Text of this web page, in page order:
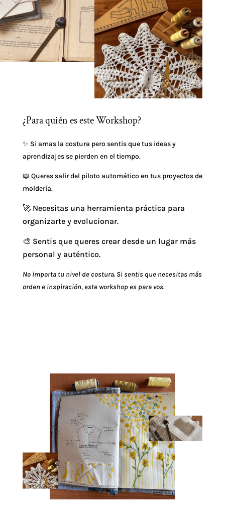
¿Para quién es este Workshop?
✨ Si amas la costura pero sentis que tus ideas y
aprendizajes se pierden en el tiempo.
📖 Queres salir del piloto automático en tus proyectos de
moldería.
🚀 Necesitas una herramienta práctica para
organizarte y evolucionar.
🎨 Sentis que queres crear desde un lugar más
personal y auténtico.
No importa tu nivel de costura. Si sentis que necesitas más
orden e inspiración, este workshop es para vos.